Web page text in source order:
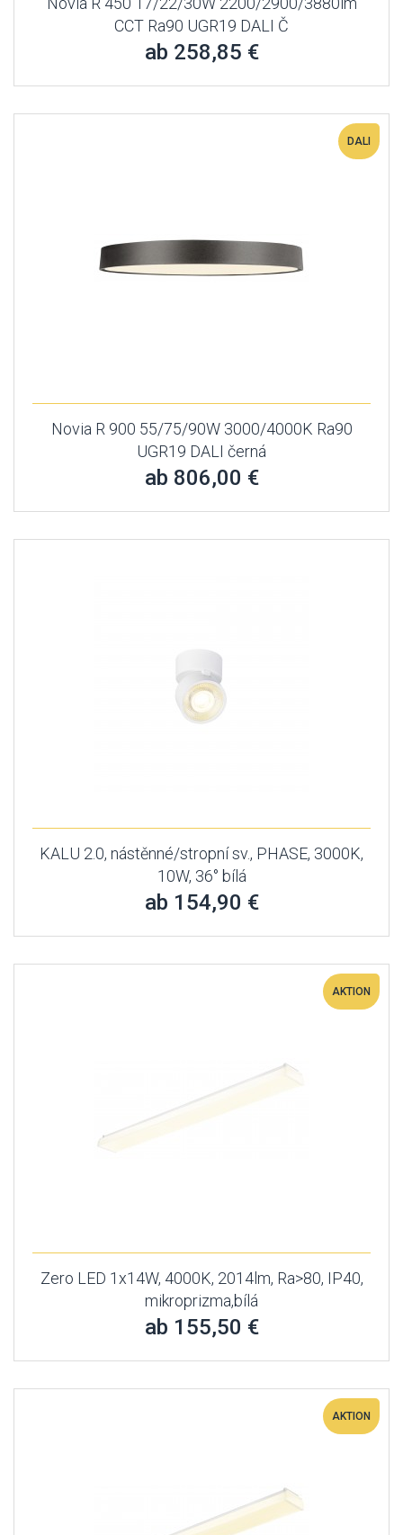
CCT Ra90 UGR19 DALI Č
ab 258,85 €
DALI
Novia R 900 55/75/90W 3000/4000K Ra90
UGR19 DALI černá
ab 806,00 €
KALU 2.0, nástěnné/stropní sv., PHASE, 3000K,
10W, 36° bílá
ab 154,90 €
AKTION
Zero LED 1x14W, 4000K, 2014lm, Ra>80, IP40,
mikroprizma,bílá
ab 155,50 €
AKTION